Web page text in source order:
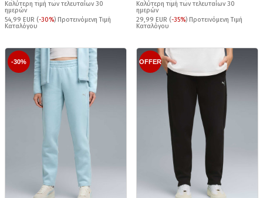
Καλύτερη τιμή των τελευταίων 30
ημερών
54,99 EUR (-30%) Προτεινόμενη Τιμή
Καταλόγου
Καλύτερη τιμή των τελευταίων 30
ημερών
29,99 EUR (-35%) Προτεινόμενη Τιμή
Καταλόγου
-30% OFFER